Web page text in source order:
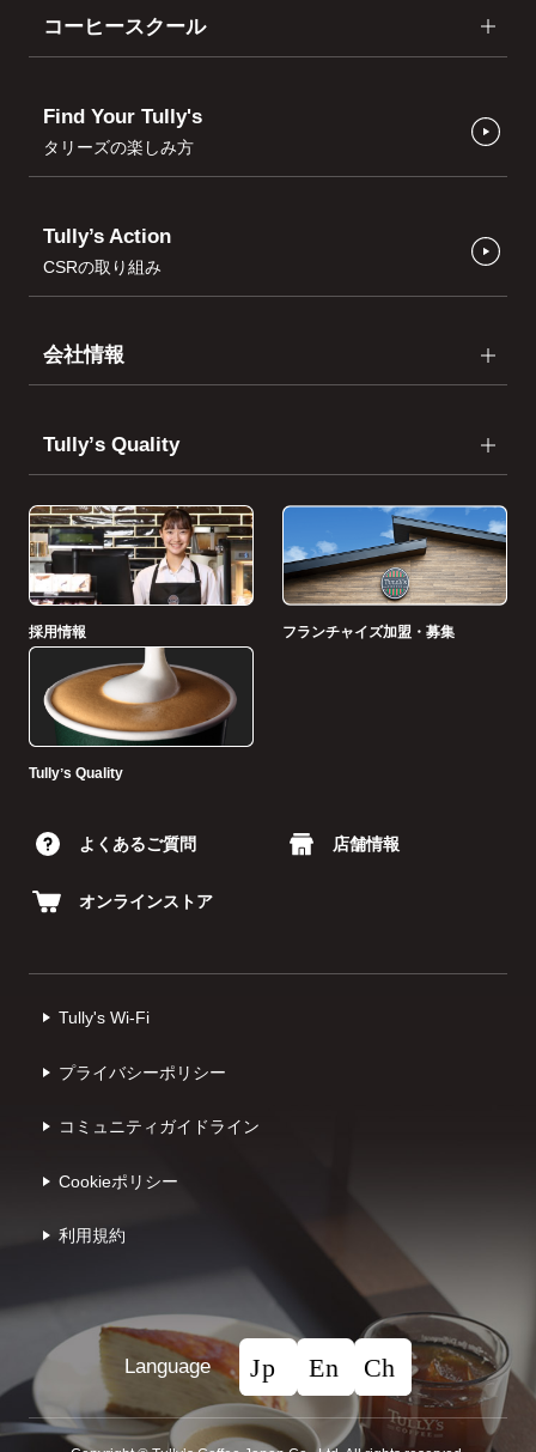
コーヒースクール
Find Your Tully's
タリーズの楽しみ方
Tully’s Action
CSRの取り組み
会社情報
Tullyʼs Quality
採用情報 フランチャイズ加盟・募集
Tullyʼs Quality
よくあるご質問 店舗情報
オンラインストア
Tully's Wi-Fi
プライバシーポリシー
コミュニティガイドライン
Cookieポリシー
利⽤規約
Language